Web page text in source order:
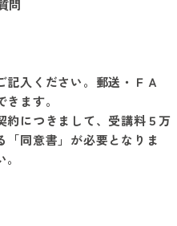
問
入ください。郵送・ＦＡ
ます。
につきまして、受講料５万
「同意書」が必要となりま